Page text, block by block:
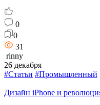
0
0
31
rinny
26 декабря
#Статьи #Промышленный
Дизайн iPhone и